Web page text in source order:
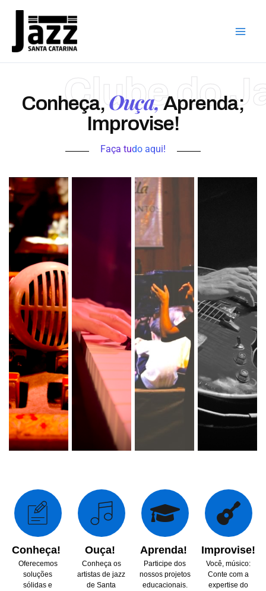
Clube do
Conheça,Ouça,Aprenda;
Improvise!
Faça tudo aqui!
Conheça!
Oferecemos
soluções
sólidas e
Ouça!
Conheça os
artistas de jazz
de Santa
Aprenda!
Participe dos
nossos projetos
educacionais.
Improvise!
Você, músico:
Conte com a
expertise do